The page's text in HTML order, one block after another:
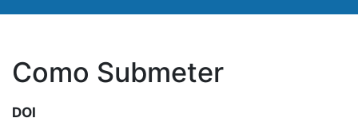
Como Submeter
DOI